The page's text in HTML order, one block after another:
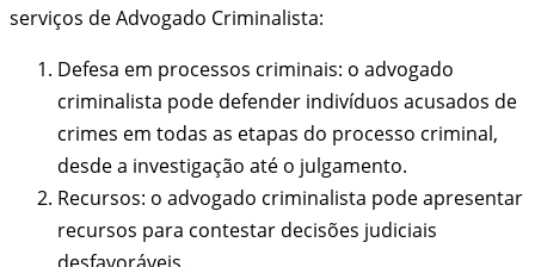
serviços de Advogado Criminalista:
Defesa em processos criminais: o advogado
criminalista pode defender indivíduos acusados de
crimes em todas as etapas do processo criminal,
desde a investigação até o julgamento.
Recursos: o advogado criminalista pode apresentar
recursos para contestar decisões judiciais